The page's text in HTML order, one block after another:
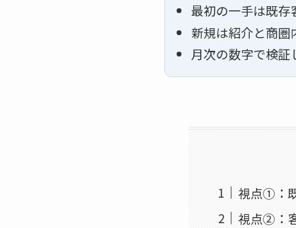
最初の一手は既存
新規は紹介と商圏
月次の数字で検証
視点①：
視点②：